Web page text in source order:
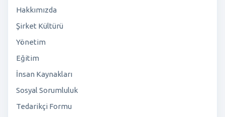
Hakkımızda
Şirket Kültürü
Yönetim
Eğitim
İnsan Kaynakları
Sosyal Sorumluluk
Tedarikçi Formu